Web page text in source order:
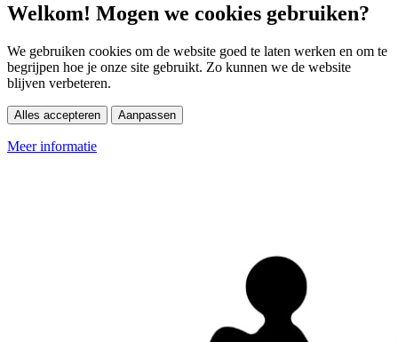
Welkom! Mogen we cookies gebruiken?
We gebruiken cookies om de website goed te laten werken en om te
begrijpen hoe je onze site gebruikt. Zo kunnen we de website
blijven verbeteren.
Alles accepteren Aanpassen
Meer informatie